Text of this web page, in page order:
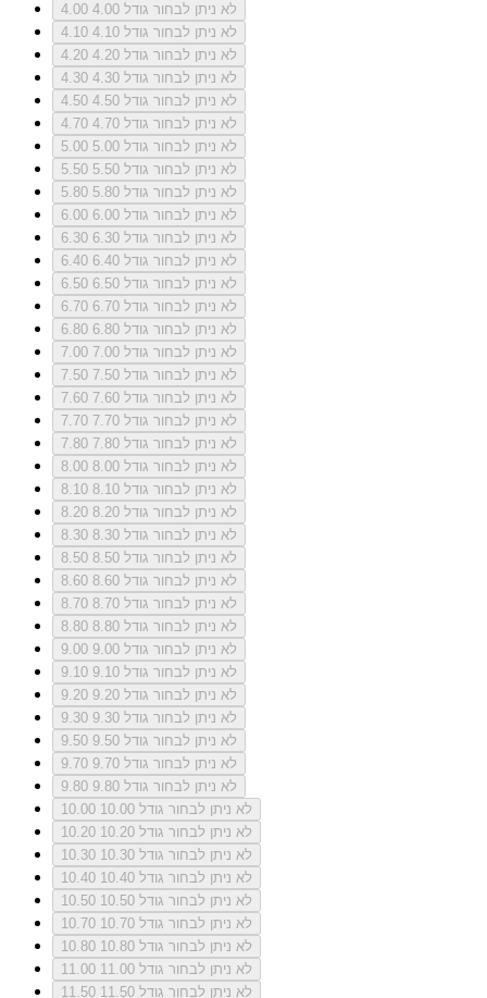
4.00
לא ניתן לבחור גודל 4.00
4.10
לא ניתן לבחור גודל 4.10
4.20
לא ניתן לבחור גודל 4.20
4.30
לא ניתן לבחור גודל 4.30
4.50
לא ניתן לבחור גודל 4.50
4.70
לא ניתן לבחור גודל 4.70
5.00
לא ניתן לבחור גודל 5.00
5.50
לא ניתן לבחור גודל 5.50
5.80
לא ניתן לבחור גודל 5.80
6.00
לא ניתן לבחור גודל 6.00
6.30
לא ניתן לבחור גודל 6.30
6.40
לא ניתן לבחור גודל 6.40
6.50
לא ניתן לבחור גודל 6.50
6.70
לא ניתן לבחור גודל 6.70
6.80
לא ניתן לבחור גודל 6.80
7.00
לא ניתן לבחור גודל 7.00
7.50
לא ניתן לבחור גודל 7.50
7.60
לא ניתן לבחור גודל 7.60
7.70
לא ניתן לבחור גודל 7.70
7.80
לא ניתן לבחור גודל 7.80
8.00
לא ניתן לבחור גודל 8.00
8.10
לא ניתן לבחור גודל 8.10
8.20
לא ניתן לבחור גודל 8.20
8.30
לא ניתן לבחור גודל 8.30
8.50
לא ניתן לבחור גודל 8.50
8.60
לא ניתן לבחור גודל 8.60
8.70
לא ניתן לבחור גודל 8.70
8.80
לא ניתן לבחור גודל 8.80
9.00
לא ניתן לבחור גודל 9.00
9.10
לא ניתן לבחור גודל 9.10
9.20
לא ניתן לבחור גודל 9.20
9.30
לא ניתן לבחור גודל 9.30
9.50
לא ניתן לבחור גודל 9.50
9.70
לא ניתן לבחור גודל 9.70
9.80
לא ניתן לבחור גודל 9.80
10.00
לא ניתן לבחור גודל 10.00
10.20
לא ניתן לבחור גודל 10.20
10.30
לא ניתן לבחור גודל 10.30
10.40
לא ניתן לבחור גודל 10.40
10.50
לא ניתן לבחור גודל 10.50
10.70
לא ניתן לבחור גודל 10.70
10.80
לא ניתן לבחור גודל 10.80
11.00
לא ניתן לבחור גודל 11.00
11.50
לא ניתן לבחור גודל 11.50